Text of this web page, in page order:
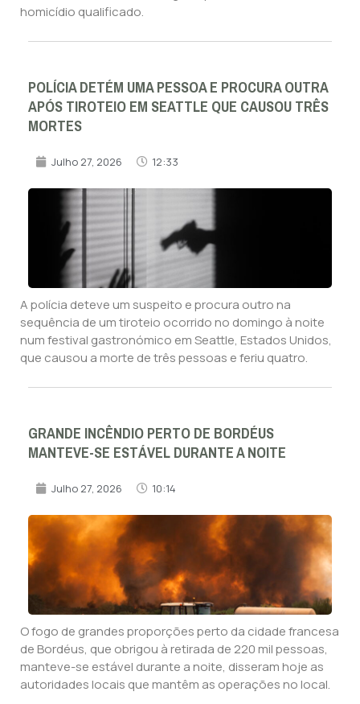
homicídio qualificado.
POLÍCIA DETÉM UMA PESSOA E PROCURA OUTRA
APÓS TIROTEIO EM SEATTLE QUE CAUSOU TRÊS
MORTES
Julho 27, 2026 12:33
A polícia deteve um suspeito e procura outro na
sequência de um tiroteio ocorrido no domingo à noite
num festival gastronómico em Seattle, Estados Unidos,
que causou a morte de três pessoas e feriu quatro.
GRANDE INCÊNDIO PERTO DE BORDÉUS
MANTEVE-SE ESTÁVEL DURANTE A NOITE
Julho 27, 2026 10:14
O fogo de grandes proporções perto da cidade francesa
de Bordéus, que obrigou à retirada de 220 mil pessoas,
manteve-se estável durante a noite, disseram hoje as
autoridades locais que mantêm as operações no local.